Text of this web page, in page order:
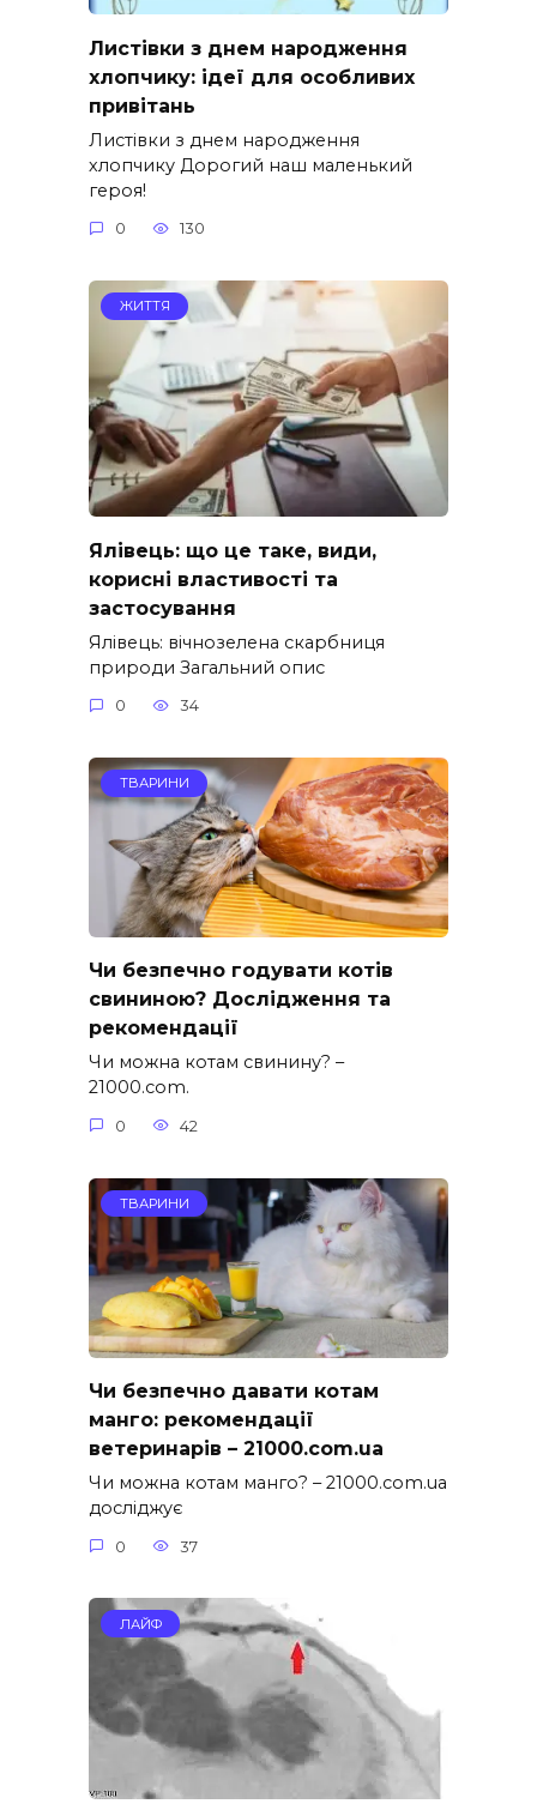
Листівки з днем народження
хлопчику: ідеї для особливих
привітань
Листівки з днем народження
хлопчику Дорогий наш маленький
героя!
0 130
ЖИТТЯ
Ялівець: що це таке, види,
корисні властивості та
застосування
Ялівець: вічнозелена скарбниця
природи Загальний опис
0 34
ТВАРИНИ
Чи безпечно годувати котів
свининою? Дослідження та
рекомендації
Чи можна котам свинину? –
21000.com.
0 42
ТВАРИНИ
Чи безпечно давати котам
манго: рекомендації
ветеринарів – 21000.com.ua
Чи можна котам манго? – 21000.com.ua
досліджує
0 37
ЛАЙФ